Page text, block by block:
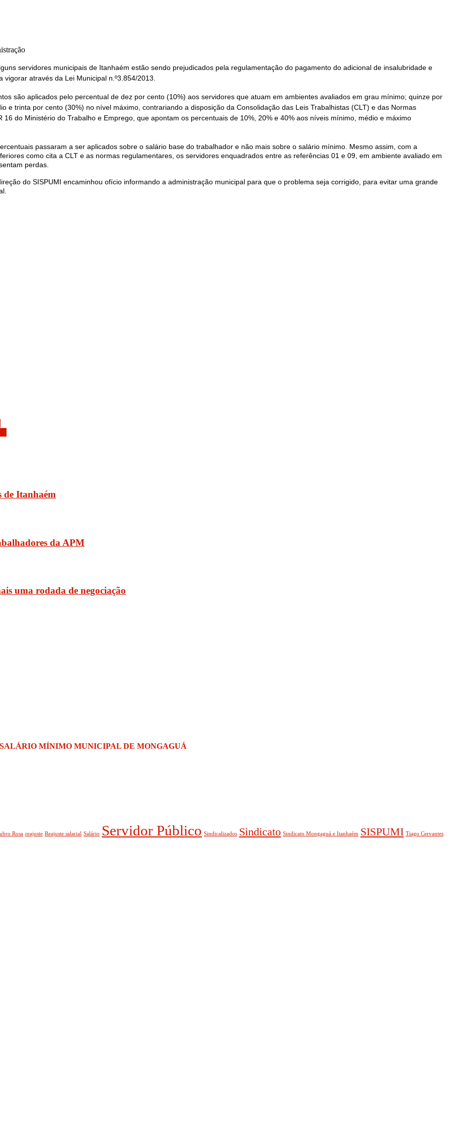
servidores municipais de Itanhaém estão sendo prejudicados pela regulamentação do pagamento do adicional de insalubridade e
vigorar através da Lei Municipal n.º3.854/2013.
são aplicados pelo percentual de dez por cento (10%) aos servidores que atuam em ambientes avaliados em grau mínimo; quinze por
e trinta por cento (30%) no nível máximo, contrariando a disposição da Consolidação das Leis Trabalhistas (CLT) e das Normas
16 do Ministério do Trabalho e Emprego, que apontam os percentuais de 10%, 20% e 40% aos níveis mínimo, médio e máximo
passaram a ser aplicados sobre o salário base do trabalhador e não mais sobre o salário mínimo. Mesmo assim, com a
como cita a CLT e as normas regulamentares, os servidores enquadrados entre as referências 01 e 09, em ambiente avaliado em
perdas.
do SISPUMI encaminhou ofício informando a administração municipal para que o problema seja corrigido, para evitar uma grande
de Itanhaém
da APM
uma rodada de negociação
MÍNIMO MUNICIPAL DE MONGAGUÁ
Rosa reajuste Reajuste salarial Salário Servidor Público Sindicalizados Sindicato Sindicato Mongaguá e Itanhaém SISPUMI Tiago Cervantes